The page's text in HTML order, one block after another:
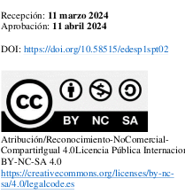
Recepción: 11 marzo 2024
Aprobación: 11 abril 2024
DOI: https://doi.org/10.58515/edesp1spt02
Atribución/Reconocimiento-NoComercial-
Compartirlgual 4.0Licencia Pública
BY-NC-SA 4.0
https://creativecommons.org/licenses/by-nc-
sa/4.0/legalcode.es